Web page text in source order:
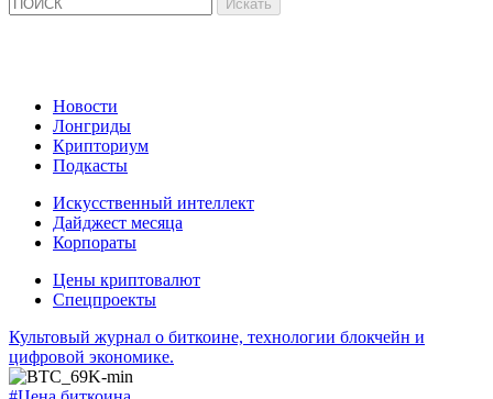
Новости
Лонгриды
Крипториум
Подкасты
Искусственный интеллект
Дайджест месяца
Корпораты
Цены криптовалют
Спецпроекты
Культовый журнал о биткоине, технологии блокчейн и
цифровой экономике.